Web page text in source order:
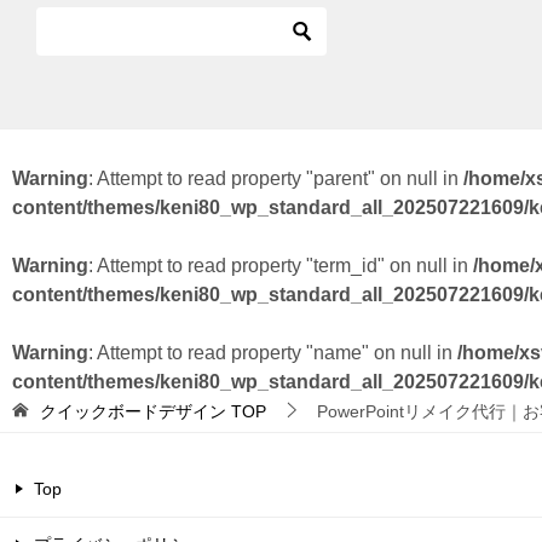
Warning: Attempt to read property "parent" on null in /home/
content/themes/keni80_wp_standard_all_202507221609/
Warning: Attempt to read property "term_id" on null in /home/
content/themes/keni80_wp_standard_all_202507221609/
Warning: Attempt to read property "name" on null in /home/
content/themes/keni80_wp_standard_all_202507221609/
クイックボードデザイン TOP PowerPointリメイク代行｜
Top